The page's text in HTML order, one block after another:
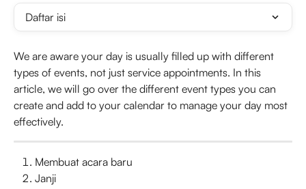
Daftar isi
We are aware your day is usually filled up with different
types of events, not just service appointments. In this
article, we will go over the different event types you can
create and add to your calendar to manage your day most
effectively.
Membuat acara baru
Janji